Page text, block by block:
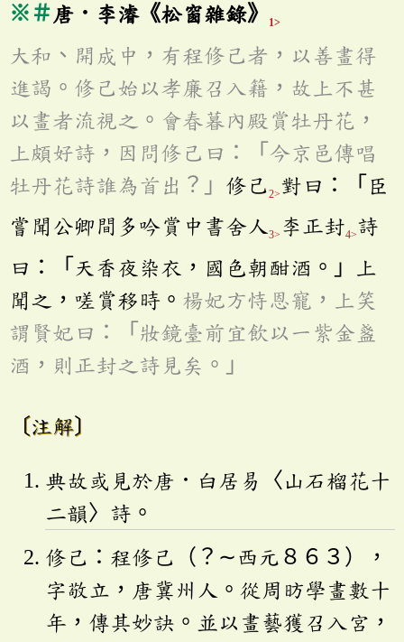
※ ＃唐．李濬《松窗雜錄》 1>
大和、開成中，有程修己者，以善畫得
進謁。修己始以孝廉召入籍，故上不甚
以畫者流視之。會春暮內殿賞牡丹花，
上頗好詩，因問修己曰：「今京邑傳唱
牡丹花詩誰為首出？」 修己 2>對曰：「臣
嘗聞公卿間多吟賞中書舍人3> 李正封4>詩
曰：「天香夜染衣，國色朝酣酒。」上
聞之，嗟賞移時。 楊妃方恃恩寵，上笑
謂賢妃曰：「妝鏡臺前宜飲以一紫金盞
酒，則正封之詩見矣。」
〔注解〕
典故或見於唐．白居易〈山石榴花十
二韻〉詩。
修己：程修己（？∼西元８６３），
字敬立，唐冀州人。從周昉學畫數十
年，傳其妙訣。並以畫藝獲召入宮，